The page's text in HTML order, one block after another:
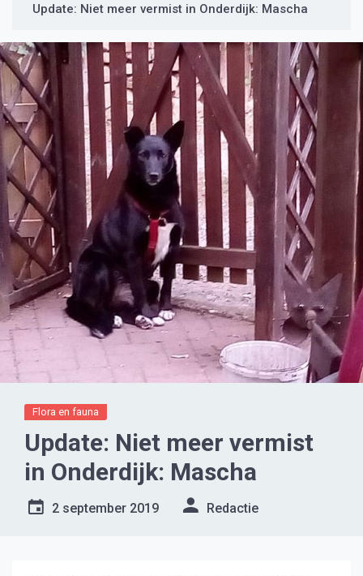
Update: Niet meer vermist in Onderdijk: Mascha
Flora en fauna
Update: Niet meer vermist
in Onderdijk: Mascha
2 september 2019 Redactie